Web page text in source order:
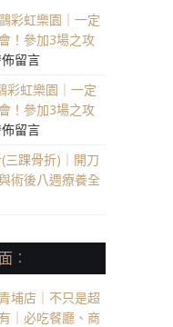
彩虹樂園｜一定
！參加3場之攻
留言
彩虹樂園｜一定
！參加3場之攻
留言
三踝骨折)｜開刀
術後八週療養全
︰
埔店｜不只是超
｜必吃餐廳、商